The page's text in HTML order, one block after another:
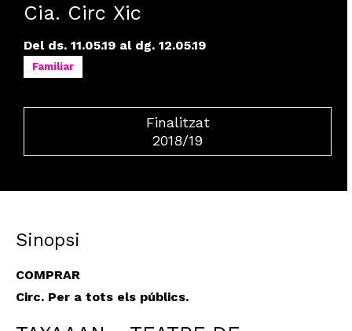
Cia. Circ Xic
Del ds. 11.05.19 al dg. 12.05.19
Familiar
Finalitzat
2018/19
Sinopsi
COMPRAR
Circ. Per a tots els públics.